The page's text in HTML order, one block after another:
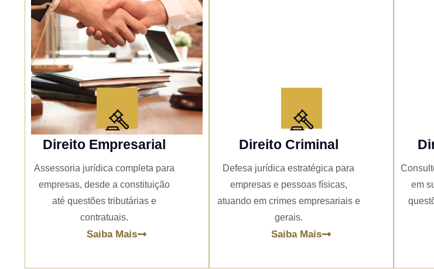
Direito Empresarial
Assessoria jurídica completa para
empresas, desde a constituição
até questões tributárias e
contratuais.
Saiba Mais
Direito Criminal
Defesa jurídica estratégica para
empresas e pessoas físicas,
atuando em crimes empresariais e
gerais.
Saiba Mais
em